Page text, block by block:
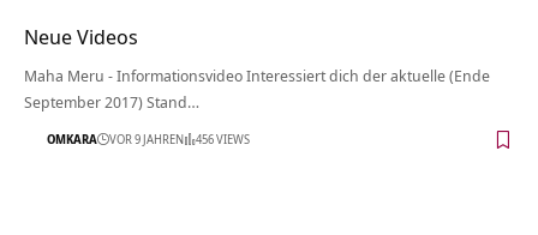
Neue Videos
Maha Meru - Informationsvideo Interessiert dich der aktuelle (Ende
September 2017) Stand…
OMKARA VOR 9 JAHREN 456 VIEWS